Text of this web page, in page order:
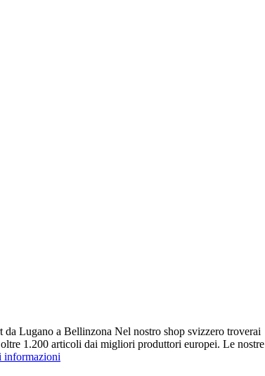
Lugano a Bellinzona Nel nostro shop svizzero troverai
1.200 articoli dai migliori produttori europei. Le nostre
informazioni